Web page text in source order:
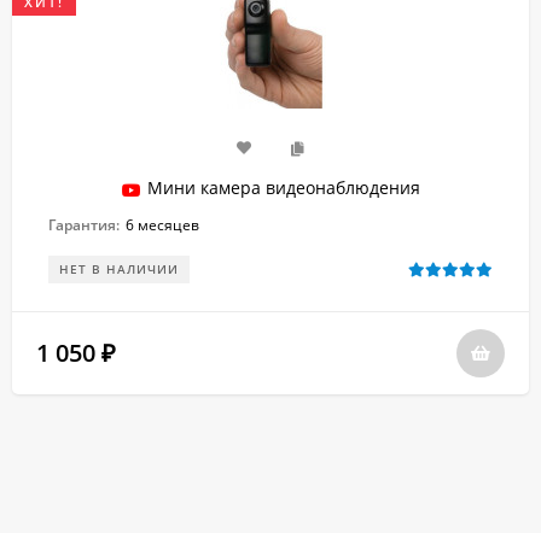
Мини камера видеонаблюдения
Гарантия: 6 месяцев
НЕТ В НАЛИЧИИ
1 050 ₽